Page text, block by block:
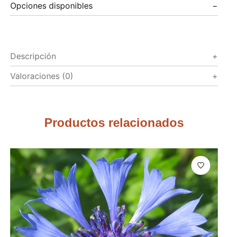
Opciones disponibles
Descripción
Valoraciones (0)
Productos relacionados